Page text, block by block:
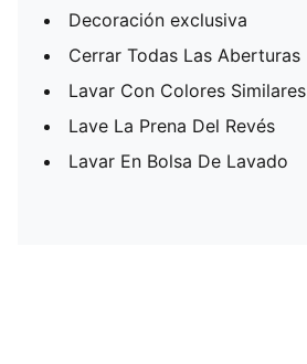
Decoración exclusiva
Cerrar Todas Las Aberturas
Lavar Con Colores Similares
Lave La Prena Del Revés
Lavar En Bolsa De Lavado